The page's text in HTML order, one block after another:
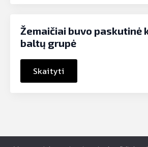
Žemaičiai buvo paskutinė
baltų grupė
Skaityti